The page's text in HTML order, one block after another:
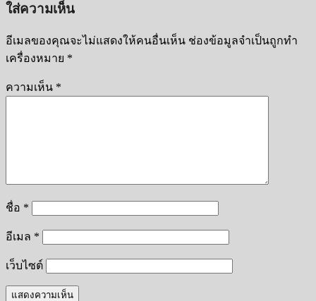
ใส่ความเห็น
อีเมลของคุณจะไม่แสดงให้คนอื่นเห็น ช่องข้อมูลจำเป็นถูกทำ
เครื่องหมาย *
ความเห็น *
ชื่อ *
อีเมล *
เว็บไซต์